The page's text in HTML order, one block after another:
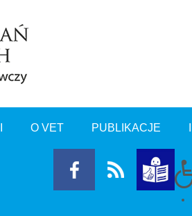
O VET PUBLIKACJE